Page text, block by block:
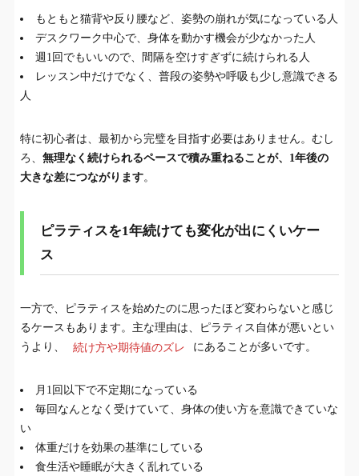
もともと猫背や反り腰など、姿勢の崩れが気になっている人
デスクワーク中心で、身体を動かす機会が少なかった人
週1回でもいいので、間隔を空けすぎずに続けられる人
レッスン中だけでなく、普段の姿勢や呼吸も少し意識できる
人
特に初心者は、最初から完璧を目指す必要はありません。むし
ろ、無理なく続けられるペースで積み重ねることが、1年後の
大きな差につながります。
ピラティスを1年続けても変化が出にくいケー
ス
一方で、ピラティスを始めたのに思ったほど変わらないと感じ
るケースもあります。主な理由は、ピラティス自体が悪いとい
うより、
続け方や期待値のズレ にあることが多いです。
月1回以下で不定期になっている
毎回なんとなく受けていて、身体の使い方を意識できていな
い
体重だけを効果の基準にしている
食生活や睡眠が大きく乱れている